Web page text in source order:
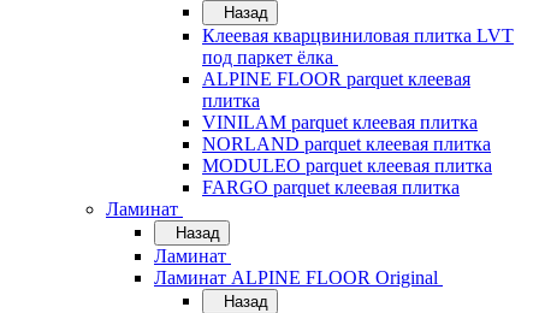
Назад
Клеевая кварцвиниловая плитка LVT
под паркет ёлка
ALPINE FLOOR parquet клеевая
плитка
VINILAM parquet клеевая плитка
NORLAND parquet клеевая плитка
MODULEO parquet клеевая плитка
FARGO parquet клеевая плитка
Ламинат
Назад
Ламинат
Ламинат ALPINE FLOOR Original
Назад